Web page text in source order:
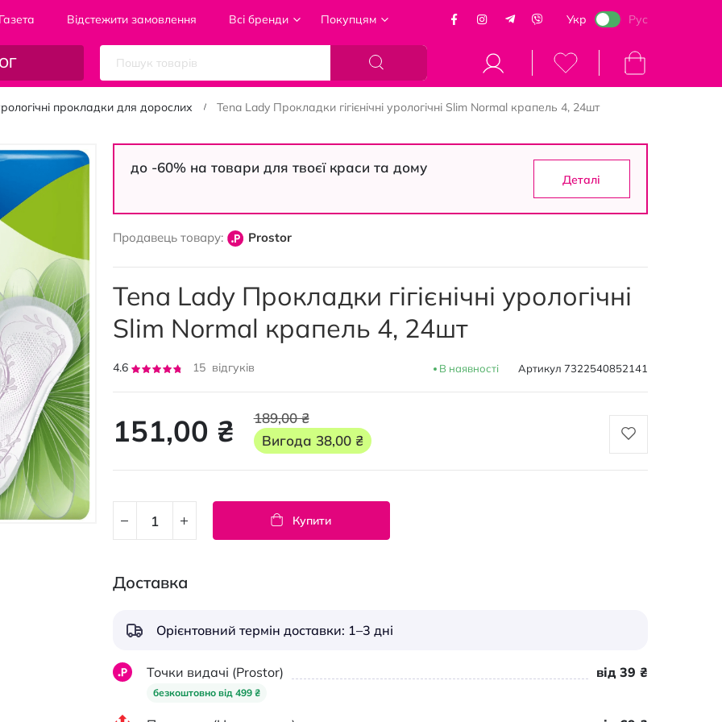
Газета Відстежити замовлення Всі бренди Покупцям Укр Рус
Кошик
прокладки для дорослих Tena Lady Прокладки гігієнічні урологічні Slim Normal крапель 4, 24шт
до -60% на товари для твоєї краси та дому
Деталі
Продавець товару: Prostor
Tena Lady Прокладки гігієнічні урологічні
Slim Normal крапель 4, 24шт
Рейтинг:
4.6
15 відгуків В наявності Артикул 7322540852141
151,00 ₴
189,00 ₴
Вигода 38,00 ₴
Купити
Доставка
Орієнтовний термін доставки: 1–3 дні
Точки видачі (Prostor)
безкоштовно від 499 ₴
від 39 ₴